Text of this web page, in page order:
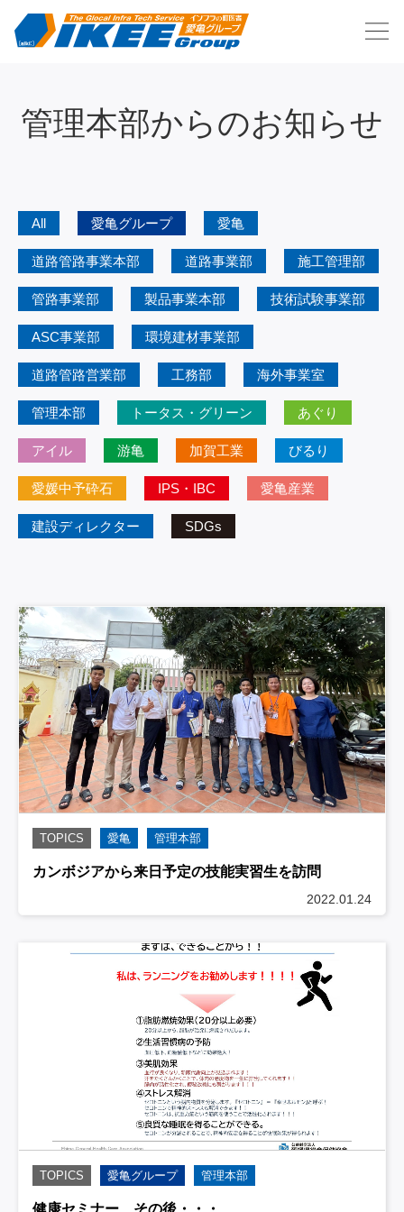
管理本部からのお知らせ
All 愛亀グループ 愛亀
道路管路事業本部 道路事業部 施工管理部
管路事業部 製品事業本部 技術試験事業部
ASC事業部 環境建材事業部
道路管路営業部 工務部 海外事業室
管理本部 トータス・グリーン あぐり
アイル 游亀 加賀工業 びるり
愛媛中予砕石 IPS・IBC 愛亀産業
建設ディレクター SDGs
TOPICS 愛亀 管理本部
カンボジアから来日予定の技能実習生を訪問
2022.01.24
TOPICS 愛亀グループ 管理本部
健康セミナー、その後・・・